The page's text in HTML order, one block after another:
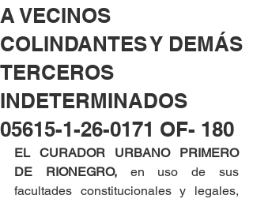
A VECINOS
COLINDANTES Y DEMÁS
TERCEROS
INDETERMINADOS
05615-1-26-0171 OF- 180
EL CURADOR URBANO PRIMERO
DE RIONEGRO, en uso de sus
facultades constitucionales y legales,